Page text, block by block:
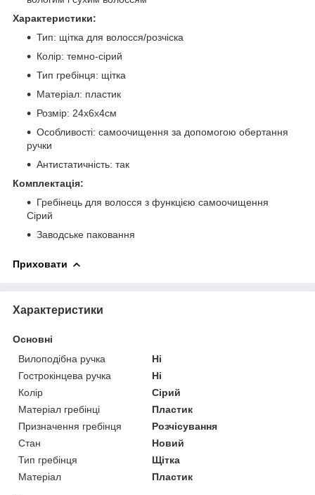
Характеристики:
Тип: щітка для волосся/розчіска
Колір: темно-сірий
Тип гребінця: щітка
Матеріал: пластик
Розмір: 24х6х4см
Особливості: самоочищення за допомогою обертання
ручки
Антистатичність: так
Комплектація:
Гребінець для волосся з функцією самоочищення
Сірий
Заводське паковання
Приховати
Характеристики
Основні
Вилоподібна ручка
Ні
Гострокінцева ручка
Ні
Колір
Сірий
Матеріал гребінці
Пластик
Призначення гребінця
Розчісування
Стан
Новий
Тип гребінця
Щітка
Матеріал
Пластик